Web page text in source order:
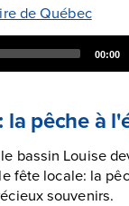
de Québec
00:00
pêche à
bassin Louise
fête locale: la
souvenirs.